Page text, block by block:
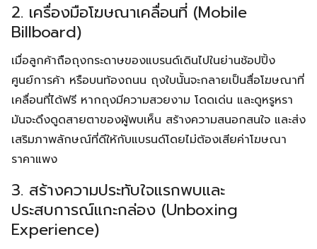
2. เครื่องมือโฆษณาเคลื่อนที่ (Mobile
Billboard)
เมื่อลูกค้าถือถุงกระดาษของแบรนด์เดินไปในย่านช้อปปิ้ง
ศูนย์การค้า หรือบนท้องถนน ถุงใบนั้นจะกลายเป็นสื่อโฆษณาที่
เคลื่อนที่ได้ฟรี หากถุงมีความสวยงาม โดดเด่น และดูหรูหรา
มันจะดึงดูดสายตาของผู้พบเห็น สร้างความสนอกสนใจ และส่ง
เสริมภาพลักษณ์ที่ดีให้กับแบรนด์โดยไม่ต้องเสียค่าโฆษณา
ราคาแพง
3. สร้างความประทับใจแรกพบและ
ประสบการณ์แกะกล่อง (Unboxing
Experience)